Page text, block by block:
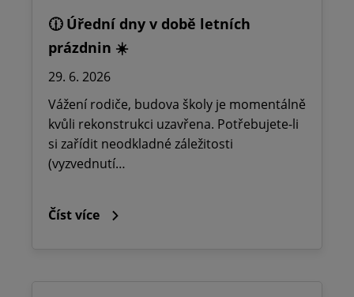
🕧 Úřední dny v době letních
prázdnin ☀️
29. 6. 2026
Vážení rodiče, budova školy je momentálně
kvůli rekonstrukci uzavřena. Potřebujete-li
si zařídit neodkladné záležitosti
(vyzvednutí…
Číst více